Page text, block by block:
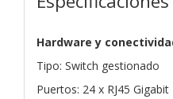
Hardware y
Tipo: Switch gestionado
Puertos: 24 x RJ45